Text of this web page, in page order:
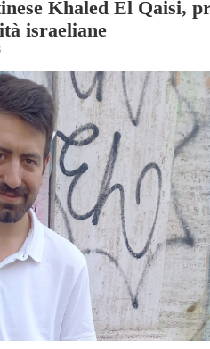
Khaled El Qaisi,
israeliane